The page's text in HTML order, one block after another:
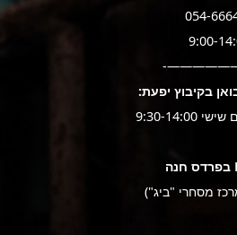
054-
בקיבוץ יפעת: